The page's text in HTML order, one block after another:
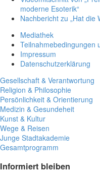
moderne Esoterik“
Nachbericht zu „Hat die
Mediathek
Teilnahmebedingungen
Impressum
Datenschutzerklärung
Gesellschaft & Verantwortung
Religion & Philosophie
Persönlichkeit & Orientierung
Medizin & Gesundeheit
Kunst & Kultur
Wege & Reisen
Junge Stadtakademie
Gesamtprogramm
Informiert bleiben